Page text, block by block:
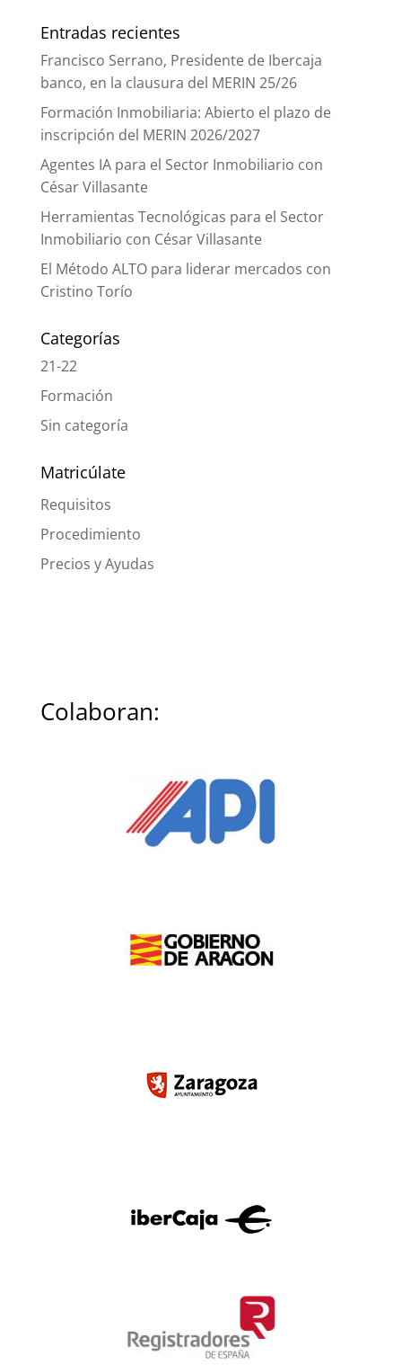
Entradas recientes
Francisco Serrano, Presidente de Ibercaja
banco, en la clausura del MERIN 25/26
Formación Inmobiliaria: Abierto el plazo de
inscripción del MERIN 2026/2027
Agentes IA para el Sector Inmobiliario con
César Villasante
Herramientas Tecnológicas para el Sector
Inmobiliario con César Villasante
El Método ALTO para liderar mercados con
Cristino Torío
Categorías
21-22
Formación
Sin categoría
Matricúlate
Requisitos
Procedimiento
Precios y Ayudas
Colaboran: